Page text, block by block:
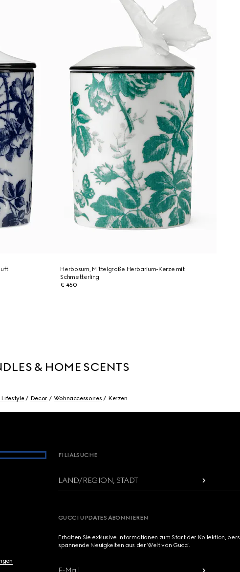
Herbosum, Mittelgroße Herbarium-Kerze mit
Schmetterling
€ 450
& HOME SCENTS
Decor Wohnaccessoires Kerzen
FILIALSUCHE
LAND/REGION, STADT
GUCCI UPDATES ABONNIEREN
Erhalten Sie exklusive Informationen zum Start der Kollektion,
spannende Neuigkeiten aus der Welt von Gucci.